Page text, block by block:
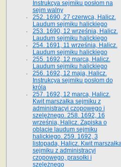
Instrukcya sejmiku posłom na
sejm walny
252. 1690, 27 czerwca, Halicz.
Laudum sejmiku halickiego
253. 1690, 12 września, Halicz.
Laudum sejmiku halickiego
254. 1691, 11 września, Halicz.
Laudum sejmiku halickiego
255. 1692, 12 marca, Halicz.
Laudum sejmiku halickiego
256. 1692, 12 maja, Halicz.
Instrukcya sejmiku posłom do
króla
257. 1692, 12 marca, Halicz.
Kwit marszałka sejmiku z
administracyi czopowego i
szelężnego. 258. 1692, 16
września, Halicz. Zapiska o
oblacie laudum sejmiku
halickiego. 259. 1692, 3
listopada, Halicz. Kwit
sejmiku z administracyi
czopowego, prasołki i
szelężnego